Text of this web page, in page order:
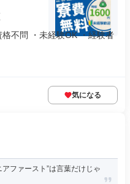
不問 ・未経験OK ・経験者
気になる
アファースト”は言葉だけじゃ